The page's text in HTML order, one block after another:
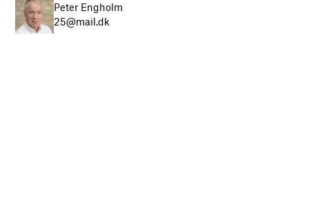
Peter Engholm
25@mail.dk